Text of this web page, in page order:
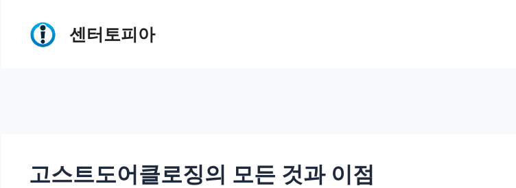
센터토피아
고스트도어클로징의 모든 것과 이점